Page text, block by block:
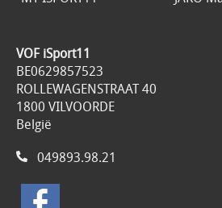
VOF iSport11
BE0629857523
ROLLEWAGENSTRAAT 40
1800 VILVOORDE
België
049893.98.21